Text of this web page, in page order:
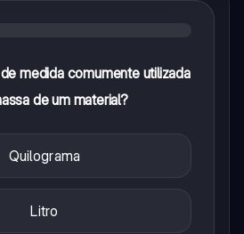
medida comumente utilizada
de um material?
Quilograma
Litro